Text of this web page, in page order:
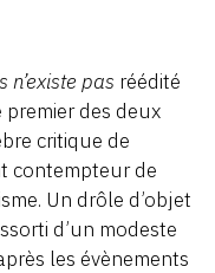
n’existe pas réédité
des deux
critique de
contempteur de
Un drôle d’objet
d’un modeste
les évènements